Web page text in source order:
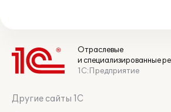
Отраслевые
и специализированные
1С:Предприятие
Другие сайты 1С